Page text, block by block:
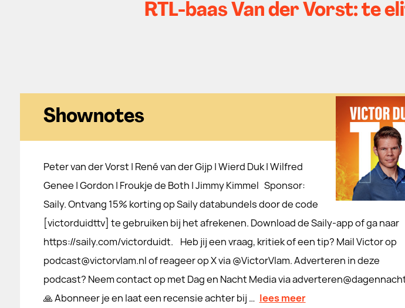
RTL-baas Van der Vorst: te
Shownotes
Peter van der Vorst | René van der Gijp | Wierd Duk | Wilfred
Genee | Gordon | Froukje de Both | Jimmy Kimmel Sponsor:
Saily. Ontvang 15% korting op Saily databundels door de code
[victorduidttv] te gebruiken bij het afrekenen. Download de Saily-app of ga naar
https://saily.com/victorduidt. Heb jij een vraag, kritiek of een tip? Mail Victor op
podcast@victorvlam.nl of reageer op X via @VictorVlam. Adverteren in deze
podcast? Neem contact op met Dag en Nacht Media via
🙏 Abonneer je en laat een recensie achter bij ⁠⁠⁠⁠⁠⁠⁠⁠⁠… lees meer